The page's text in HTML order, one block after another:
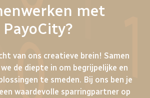
met
PayoCity?
van ons creatieve brein! Samen
de diepte in om begrijpelijke en
te smeden. Bij ons ben je
waardevolle sparringpartner op